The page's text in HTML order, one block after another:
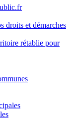
droits et démarches
rétablie pour